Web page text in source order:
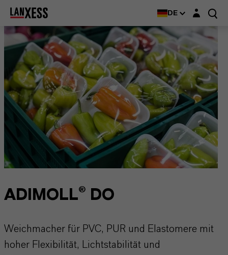
DE Login-Maske
ADIMOLL® DO
Weichmacher für PVC, PUR und Elastomere mit
hoher Flexibilität, Lichtstabilität und